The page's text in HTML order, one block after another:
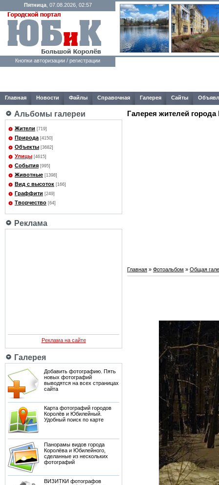
Пятница, 07.08.2026, 02:57
Кнопки авторизации / регистрации
Главная Новости Файлы Справочная Галерея Сайты
Альбомы галереи
Жители [719]
Природа [4150]
Объекты [3682]
Улицы [4615]
События [995]
Животные [1398]
Вид с высоток [166]
Граффити [249]
Творчество [64]
Реклама
Реклама на сайте
Галерея
Добавить фотографию. Пять
новых фотографий
выводятся на всех страницах
сайта
Карта фотографий городов
Королёв и Юбилейный.
Удобный поиск по карте
Панорамы видов города
Королёва и Юбилейного,
сделанные из нескольких
фотографий
ВИЗИТКИ фотографов
Галерея жителей города
Главная » Фотоальбом » Общая